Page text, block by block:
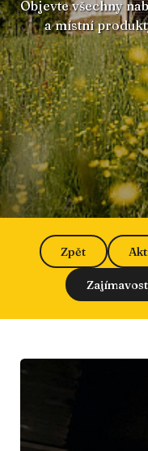
Objevte všechny
a místní
Zpět